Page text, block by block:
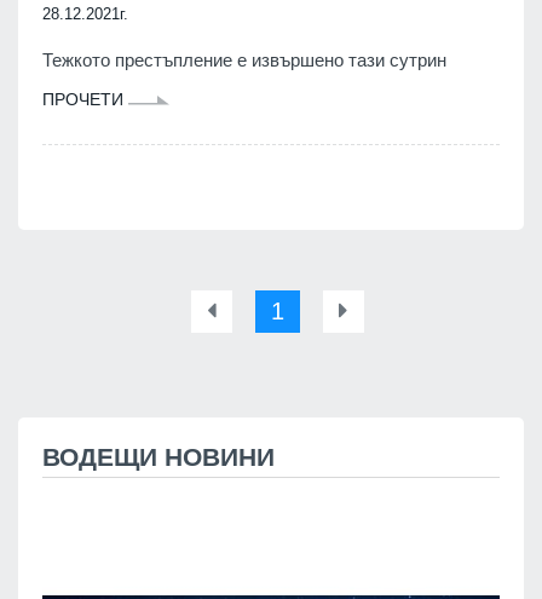
28.12.2021г.
Тежкото престъпление е извършено тази сутрин
ПРОЧЕТИ
1
ВОДЕЩИ НОВИНИ